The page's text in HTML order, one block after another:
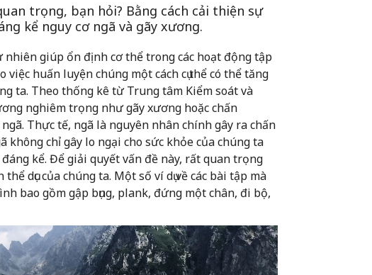
trọng, bạn hỏi? Bằng cách cải thiện sự
kể nguy cơ ngã và gãy xương.
giúp ổn định cơ thể trong các hoạt động tập
huấn luyện chúng một cách cụ thể có thể tăng
ta. Theo thống kê từ Trung tâm Kiểm soát và
nghiêm trọng như gãy xương hoặc chấn
Thực tế, ngã là nguyên nhân chính gây ra chấn
không chỉ gây lo ngại cho sức khỏe của chúng ta
kể. Để giải quyết vấn đề này, rất quan trọng
dục của chúng ta. Một số ví dụ về các bài tập mà
bao gồm gập bụng, plank, đứng một chân, đi bộ,